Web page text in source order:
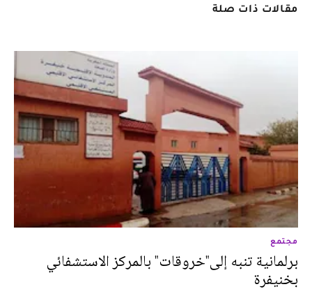
مقالات ذات صلة
مجتمع
برلمانية تنبه إلى"خروقات" بالمركز الاستشفائي
بخنيفرة